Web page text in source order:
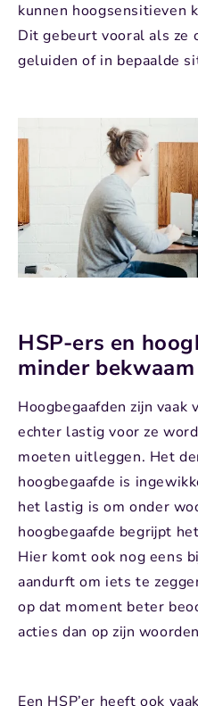
kunnen hoogsensitieven
Dit gebeurt vooral als ze
geluiden of in bepaalde
HSP-ers en
minder
Hoogbegaafden zijn vaak
echter lastig voor ze
moeten uitleggen. Het
hoogbegaafde is
het lastig is om onder
hoogbegaafde begrijpt
Hier komt ook nog eens
aandurft om iets te
op dat moment beter
acties dan op zijn
Een HSP’er heeft ook